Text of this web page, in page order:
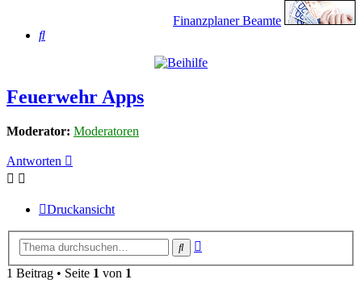
Finanzplaner Beamte
Suche
Feuerwehr Apps
Moderator: Moderatoren
Antworten
Druckansicht
Suche
1 Beitrag • Seite 1 von 1